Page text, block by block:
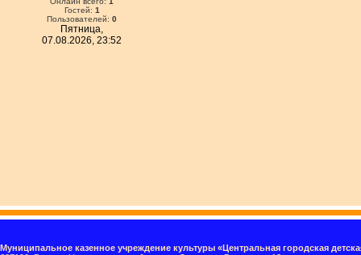
Гостей: 1
Пользователей: 0
Пятница,
07.08.2026, 23:52
Муниципальное казенное учреждение культуры «Центральная городская